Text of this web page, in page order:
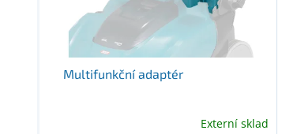
Multifunkční adaptér
Externí sklad